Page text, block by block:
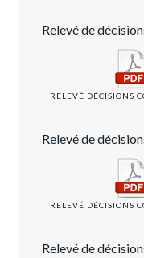
Relevé de
RELEVÉ DÉCISIONS
Relevé de
RELEVÉ DÉCISIONS
Relevé de